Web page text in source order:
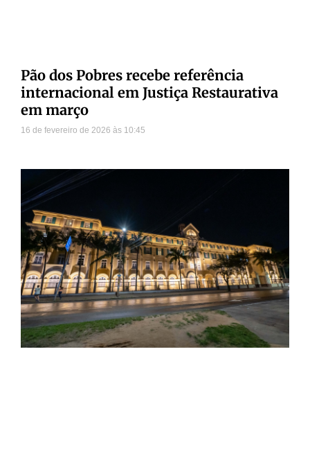
Pão dos Pobres recebe referência
internacional em Justiça Restaurativa
em março
16 de fevereiro de 2026 10:45